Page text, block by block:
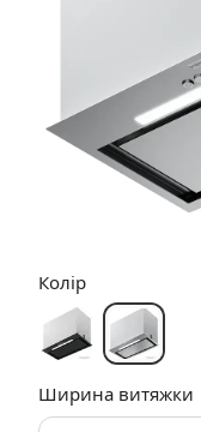
Колір
Ширина витяжки